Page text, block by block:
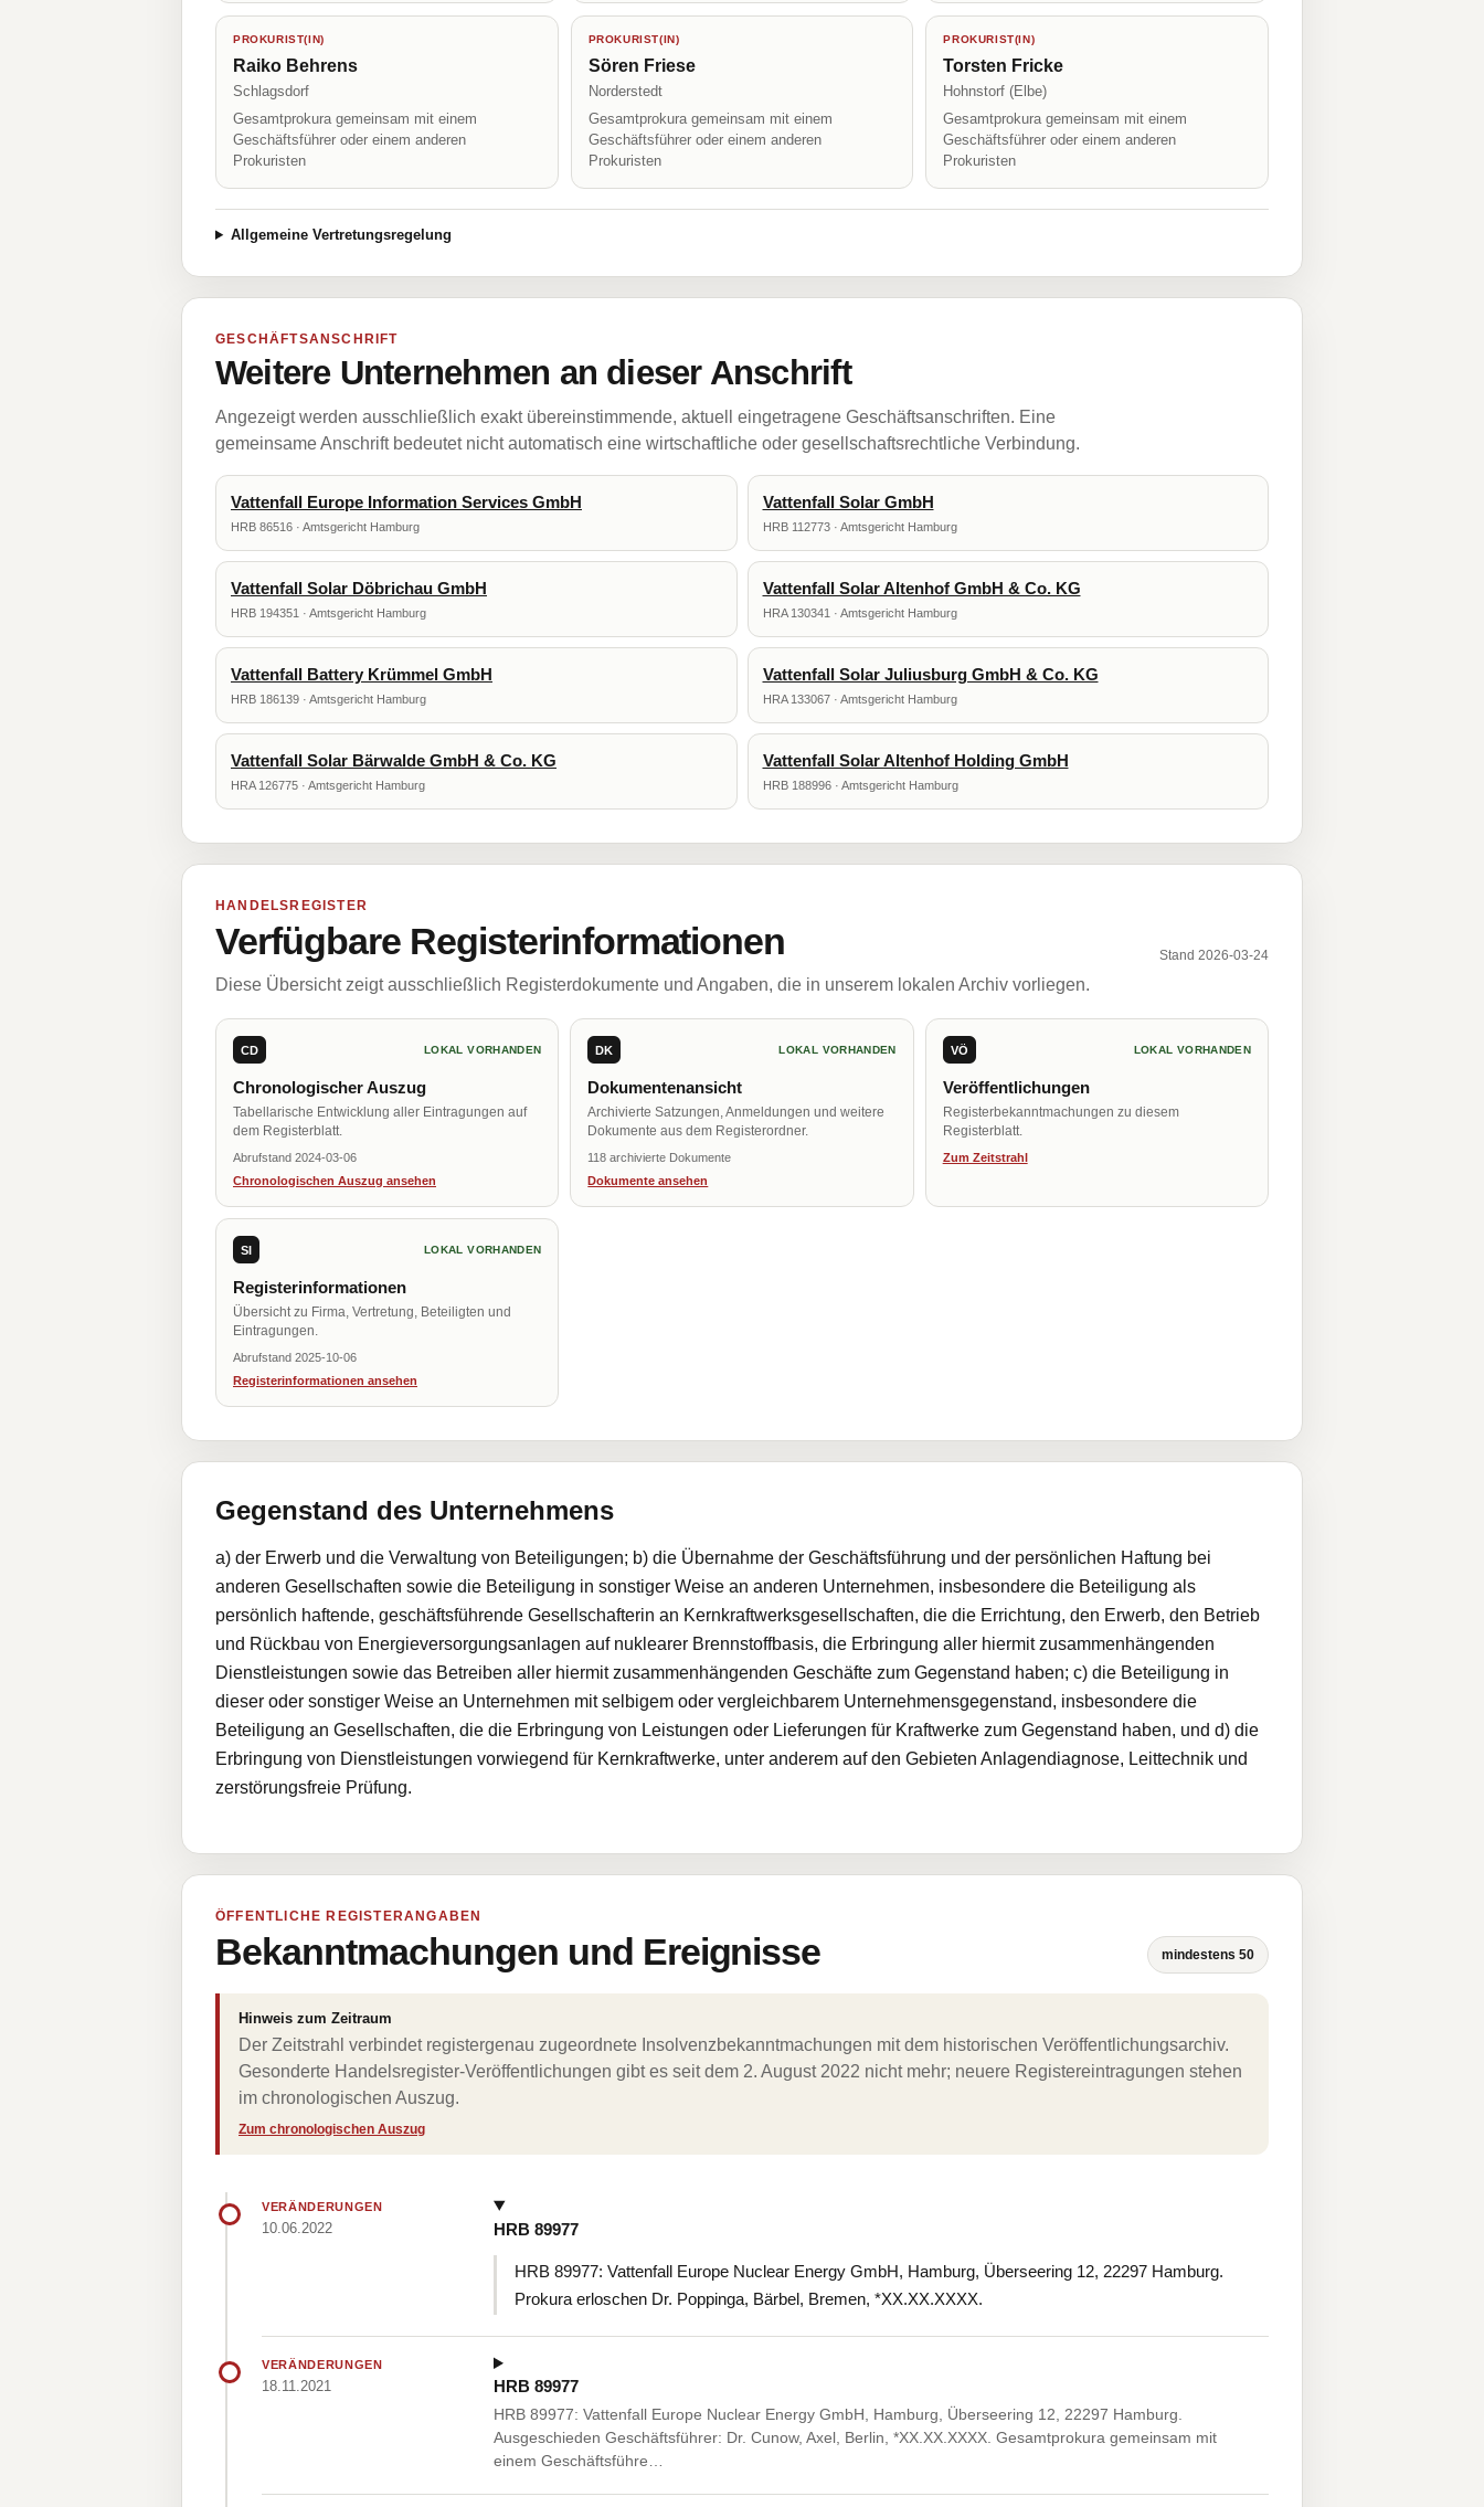
PROKURIST(IN)
Raiko Behrens
Schlagsdorf
Gesamtprokura gemeinsam mit einem
Geschäftsführer oder einem anderen
Prokuristen
PROKURIST(IN)
Sören Friese
Norderstedt
Gesamtprokura gemeinsam mit einem
Geschäftsführer oder einem anderen
Prokuristen
PROKURIST(IN)
Torsten Fricke
Hohnstorf (Elbe)
Gesamtprokura gemeinsam mit einem
Geschäftsführer oder einem anderen
Prokuristen
Allgemeine Vertretungsregelung
GESCHÄFTSANSCHRIFT
Weitere Unternehmen an dieser Anschrift
Angezeigt werden ausschließlich exakt übereinstimmende, aktuell eingetragene Geschäftsanschriften. Eine
gemeinsame Anschrift bedeutet nicht automatisch eine wirtschaftliche oder gesellschaftsrechtliche Verbindung.
Vattenfall Europe Information Services GmbH
HRB 86516 · Amtsgericht Hamburg
Vattenfall Solar GmbH
HRB 112773 · Amtsgericht Hamburg
Vattenfall Solar Döbrichau GmbH
HRB 194351 · Amtsgericht Hamburg
Vattenfall Solar Altenhof GmbH & Co. KG
HRA 130341 · Amtsgericht Hamburg
Vattenfall Battery Krümmel GmbH
HRB 186139 · Amtsgericht Hamburg
Vattenfall Solar Juliusburg GmbH & Co. KG
HRA 133067 · Amtsgericht Hamburg
Vattenfall Solar Bärwalde GmbH & Co. KG
HRA 126775 · Amtsgericht Hamburg
Vattenfall Solar Altenhof Holding GmbH
HRB 188996 · Amtsgericht Hamburg
HANDELSREGISTER
Verfügbare Registerinformationen Stand 2026-03-24
Diese Übersicht zeigt ausschließlich Registerdokumente und Angaben, die in unserem lokalen Archiv vorliegen.
CD LOKAL VORHANDEN
Chronologischer Auszug
Tabellarische Entwicklung aller Eintragungen auf
dem Registerblatt.
Abrufstand 2024-03-06
Chronologischen Auszug ansehen
DK LOKAL VORHANDEN
Dokumentenansicht
Archivierte Satzungen, Anmeldungen und weitere
Dokumente aus dem Registerordner.
118 archivierte Dokumente
Dokumente ansehen
VÖ LOKAL VORHANDEN
Veröffentlichungen
Registerbekanntmachungen zu diesem
Registerblatt.
Zum Zeitstrahl
SI LOKAL VORHANDEN
Registerinformationen
Übersicht zu Firma, Vertretung, Beteiligten und
Eintragungen.
Abrufstand 2025-10-06
Registerinformationen ansehen
Gegenstand des Unternehmens
a) der Erwerb und die Verwaltung von Beteiligungen; b) die Übernahme der Geschäftsführung und der persönlichen Haftung bei
anderen Gesellschaften sowie die Beteiligung in sonstiger Weise an anderen Unternehmen, insbesondere die Beteiligung als
persönlich haftende, geschäftsführende Gesellschafterin an Kernkraftwerksgesellschaften, die die Errichtung, den Erwerb, den Betrieb
und Rückbau von Energieversorgungsanlagen auf nuklearer Brennstoffbasis, die Erbringung aller hiermit zusammenhängenden
Dienstleistungen sowie das Betreiben aller hiermit zusammenhängenden Geschäfte zum Gegenstand haben; c) die Beteiligung in
dieser oder sonstiger Weise an Unternehmen mit selbigem oder vergleichbarem Unternehmensgegenstand, insbesondere die
Beteiligung an Gesellschaften, die die Erbringung von Leistungen oder Lieferungen für Kraftwerke zum Gegenstand haben, und d) die
Erbringung von Dienstleistungen vorwiegend für Kernkraftwerke, unter anderem auf den Gebieten Anlagendiagnose, Leittechnik und
zerstörungsfreie Prüfung.
ÖFFENTLICHE REGISTERANGABEN
Bekanntmachungen und Ereignisse mindestens 50
Hinweis zum Zeitraum
Der Zeitstrahl verbindet registergenau zugeordnete Insolvenzbekanntmachungen mit dem historischen Veröffentlichungsarchiv.
Gesonderte Handelsregister-Veröffentlichungen gibt es seit dem 2. August 2022 nicht mehr; neuere Registereintragungen stehen
im chronologischen Auszug.
Zum chronologischen Auszug
VERÄNDERUNGEN
10.06.2022 HRB 89977
HRB 89977: Vattenfall Europe Nuclear Energy GmbH, Hamburg, Überseering 12, 22297 Hamburg.
Prokura erloschen Dr. Poppinga, Bärbel, Bremen, *XX.XX.XXXX.
VERÄNDERUNGEN
18.11.2021 HRB 89977
HRB 89977: Vattenfall Europe Nuclear Energy GmbH, Hamburg, Überseering 12, 22297 Hamburg.
Ausgeschieden Geschäftsführer: Dr. Cunow, Axel, Berlin, *XX.XX.XXXX. Gesamtprokura gemeinsam mit
einem Geschäftsführe…